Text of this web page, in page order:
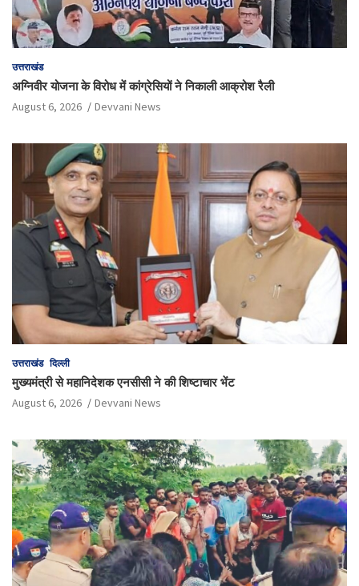
उत्तराखंड
अग्निवीर योजना के विरोध में कांग्रेसियों ने निकाली आक्रोश रैली
August 6, 2026 Devvani News
उत्तराखंड दिल्ली
मुख्यमंत्री से महानिदेशक एनसीसी ने की शिष्टाचार भेंट
August 6, 2026 Devvani News